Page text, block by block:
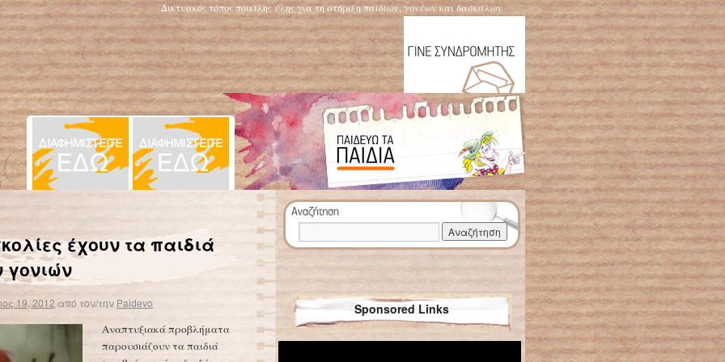
Δικτυακός τόπος ποικίλης ύλης για τη στήριξη παιδιών, γονέων και δασκάλων
έχουν τα παιδιά
γονιών
19, 2012 από τον/την Paidevo
Αναπτυξιακά προβλήματα
παρουσιάζουν τα παιδιά
Sponsored Links